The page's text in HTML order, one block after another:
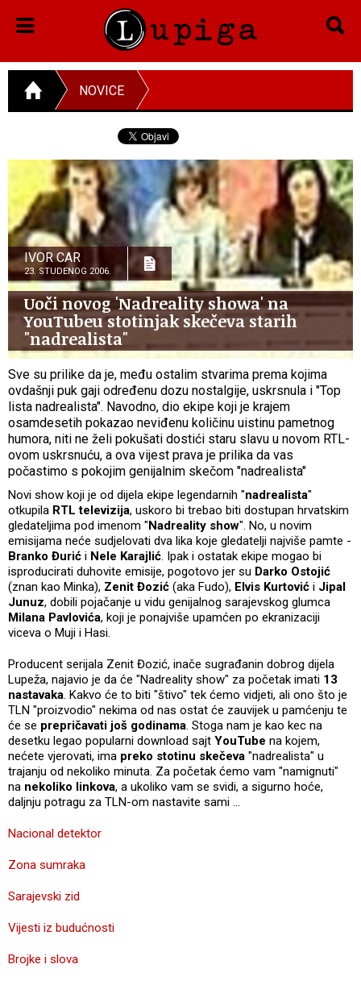
NOVICE
IVOR CAR
23. STUDENOG 2006.
Uoči novog 'Nadreality showa' na
YouTubeu stotinjak skečeva starih
"nadrealista"
Sve su prilike da je, među ostalim stvarima prema kojima
ovdašnji puk gaji određenu dozu nostalgije, uskrsnula i "Top
lista nadrealista". Navodno, dio ekipe koji je krajem
osamdesetih pokazao neviđenu količinu uistinu pametnog
humora, niti ne želi pokušati dostići staru slavu u novom RTL-
ovom uskrsnuću, a ova vijest prava je prilika da vas
počastimo s pokojim genijalnim skečom "nadrealista"
Novi show koji je od dijela ekipe legendarnih "nadrealista"
otkupila RTL televizija, uskoro bi trebao biti dostupan hrvatskim
gledateljima pod imenom "Nadreality show". No, u novim
emisijama neće sudjelovati dva lika koje gledatelji najviše pamte -
Branko Đurić i Nele Karajlić. Ipak i ostatak ekipe mogao bi
isproducirati duhovite emisije, pogotovo jer su Darko Ostojić
(znan kao Minka), Zenit Đozić (aka Fudo), Elvis Kurtović i Jipal
Junuz, dobili pojačanje u vidu genijalnog sarajevskog glumca
Milana Pavlovića, koji je ponajviše upamćen po ekranizaciji
viceva o Muji i Hasi.
Producent serijala Zenit Đozić, inače sugrađanin dobrog dijela
Lupeža, najavio je da će "Nadreality show" za početak imati 13
nastavaka. Kakvo će to biti "štivo" tek ćemo vidjeti, ali ono što je
TLN "proizvodio" nekima od nas ostat će zauvijek u pamćenju te
će se prepričavati još godinama. Stoga nam je kao kec na
desetku legao popularni download sajt YouTube na kojem,
nećete vjerovati, ima preko stotinu skečeva "nadrealista" u
trajanju od nekoliko minuta. Za početak ćemo vam "namignuti"
na nekoliko linkova, a ukoliko vam se svidi, a sigurno hoće,
daljnju potragu za TLN-om nastavite sami ...
Nacional detektor
Zona sumraka
Sarajevski zid
Vijesti iz budućnosti
Brojke i slova